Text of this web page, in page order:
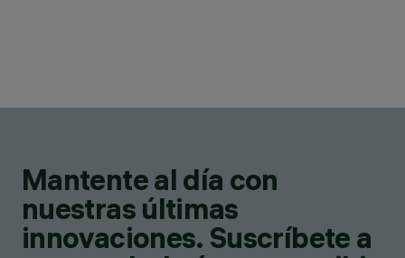
Mantente al día con
nuestras últimas
innovaciones. Suscríbete a